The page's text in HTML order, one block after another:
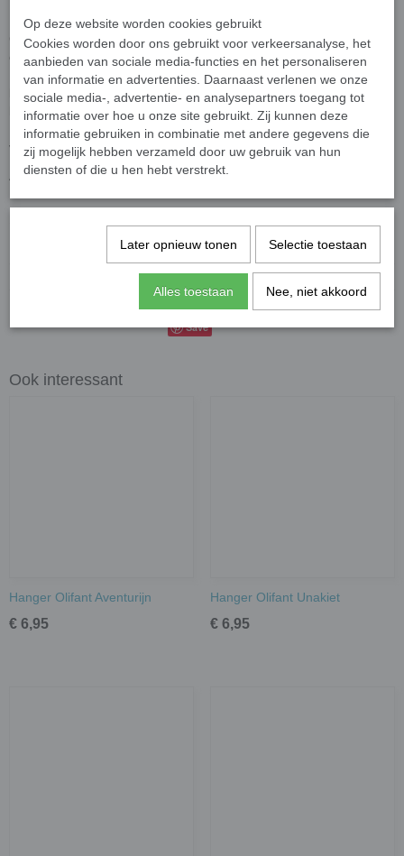
Hanger Hond Goudsteen
Goudsteen geeft kracht en energie. De steen geeft hoop, bevordert
een positieve kijk op het leven en werkt opbeurend.
Hierdoor heeft het een positieve uitwerking op depressies. Het
bevordert individualiteit en ambitie en helpt je om je te doelen te
bereiken.
Fysiek heeft goudsteen een positieve werking op de maag, nieren,
voortplantingsorganen en prostaat.
Afmeting: 1,7 x 2,6 cm.
927
Gifts2Give1
Save
Ook interessant
Hanger Olifant Aventurijn
€ 6,95
Hanger Olifant Unakiet
€ 6,95
Op deze website worden cookies gebruikt
Cookies worden door ons gebruikt voor verkeersanalyse, het
aanbieden van sociale media-functies en het personaliseren
van informatie en advertenties. Daarnaast verlenen we onze
sociale media-, advertentie- en analysepartners toegang tot
informatie over hoe u onze site gebruikt. Zij kunnen deze
informatie gebruiken in combinatie met andere gegevens die
zij mogelijk hebben verzameld door uw gebruik van hun
diensten of die u hen hebt verstrekt.
Later opnieuw tonen Selectie toestaan
Alles toestaan Nee, niet akkoord